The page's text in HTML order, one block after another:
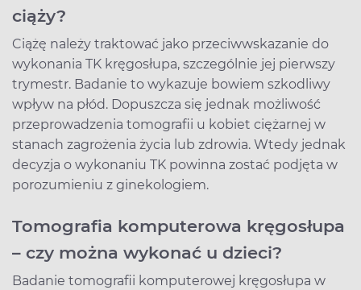
ciąży?
Ciążę należy traktować jako przeciwwskazanie do
wykonania TK kręgosłupa, szczególnie jej pierwszy
trymestr. Badanie to wykazuje bowiem szkodliwy
wpływ na płód. Dopuszcza się jednak możliwość
przeprowadzenia tomografii u kobiet ciężarnej w
stanach zagrożenia życia lub zdrowia. Wtedy jednak
decyzja o wykonaniu TK powinna zostać podjęta w
porozumieniu z ginekologiem.
Tomografia komputerowa kręgosłupa
– czy można wykonać u dzieci?
Badanie tomografii komputerowej kręgosłupa w